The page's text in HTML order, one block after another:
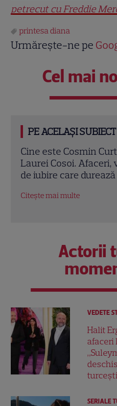
petrecut cu Freddie
printesa diana
Urmărește-ne pe
Cel mai
PE ACELAȘI SUBIECT
Cezar Ouatu a
dată la 46 de ani. Ce
ales pentru fetița lui
Citește mai multe
Actorii
VEDETE
Halit
afaceri
turcești
SERIALE